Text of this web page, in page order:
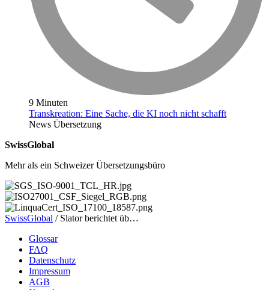
9 Minuten
Transkreation: Eine Sache, die KI noch nicht schafft
News Übersetzung
SwissGlobal
Mehr als ein Schweizer Übersetzungsbüro
SwissGlobal / Slator berichtet üb…
Glossar
FAQ
Datenschutz
Impressum
AGB